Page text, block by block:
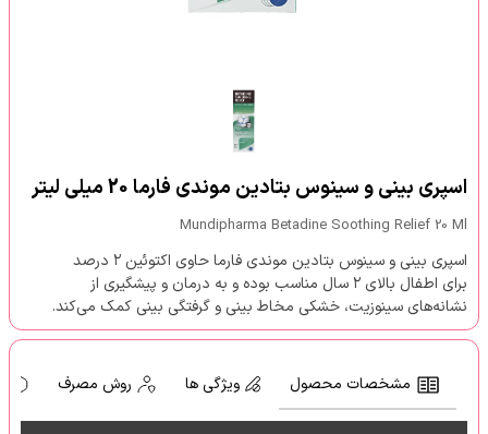
اسپری بینی و سینوس بتادین موندی فارما 20 میلی لیتر
Mundipharma Betadine Soothing Relief 20 Ml
اسپری بینی و سینوس بتادین موندی فارما حاوی اکتوئین ۲ درصد
برای اطفال بالای ۲ سال مناسب بوده و به درمان و پیشگیری از
نشانه‌های سینوزیت، خشکی مخاط بینی و گرفتگی بینی کمک می‌کند.
مشخصات محصول ویژگی ها روش مصرف